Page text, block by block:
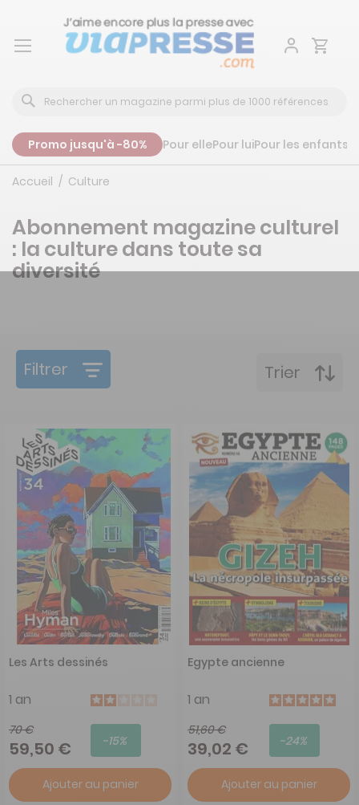
Aller
Promo jusqu'à -80% Pour ellePour luiPour les enfants
Accueil Culture
Abonnement magazine culturel
: la culture dans toute sa
diversité
Filtrer Trier
Les Arts dessinés
1 an
70 €
59,50 € -15%
Ajouter au panier
Egypte ancienne
1 an
51,60 €
39,02 € -24%
Ajouter au panier